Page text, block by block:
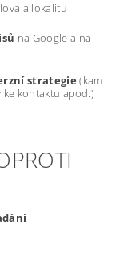
a lokalitu
na Google a na
strategie (kam
kontaktu apod.)